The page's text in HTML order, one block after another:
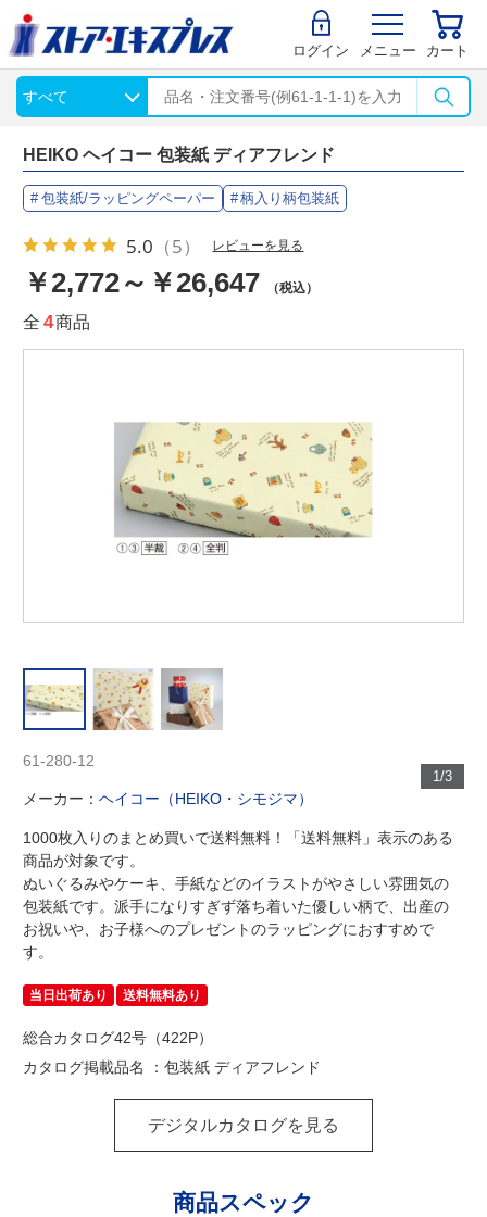
ログイン メニュー カート
HEIKO ヘイコー 包装紙 ディアフレンド
包装紙/ラッピングペーパー 柄入り柄包装紙
5.0 （5） レビューを見る
￥2,772～￥26,647 （税込）
全 4商品
1/3
61-280-12
メーカー：ヘイコー（HEIKO・シモジマ）
1000枚入りのまとめ買いで送料無料！「送料無料」表示のある
商品が対象です。
ぬいぐるみやケーキ、手紙などのイラストがやさしい雰囲気の
包装紙です。派手になりすぎず落ち着いた優しい柄で、出産の
お祝いや、お子様へのプレゼントのラッピングにおすすめで
す。
当日出荷あり 送料無料あり
総合カタログ42号（422P）
カタログ掲載品名 ：包装紙 ディアフレンド
デジタルカタログを見る
商品スペック